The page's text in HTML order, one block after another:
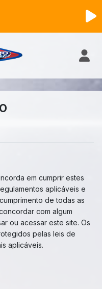
em cumprir estes
aplicáveis ​​e
de todas as
com algum
ou acessar este site. Os
pelas leis de
aplicáveis.